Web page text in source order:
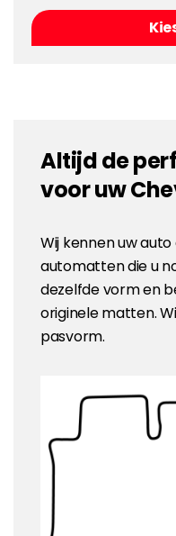
Altijd de
voor uw
Wij kennen uw
automatten die u
dezelfde vorm en
originele matten.
pasvorm.